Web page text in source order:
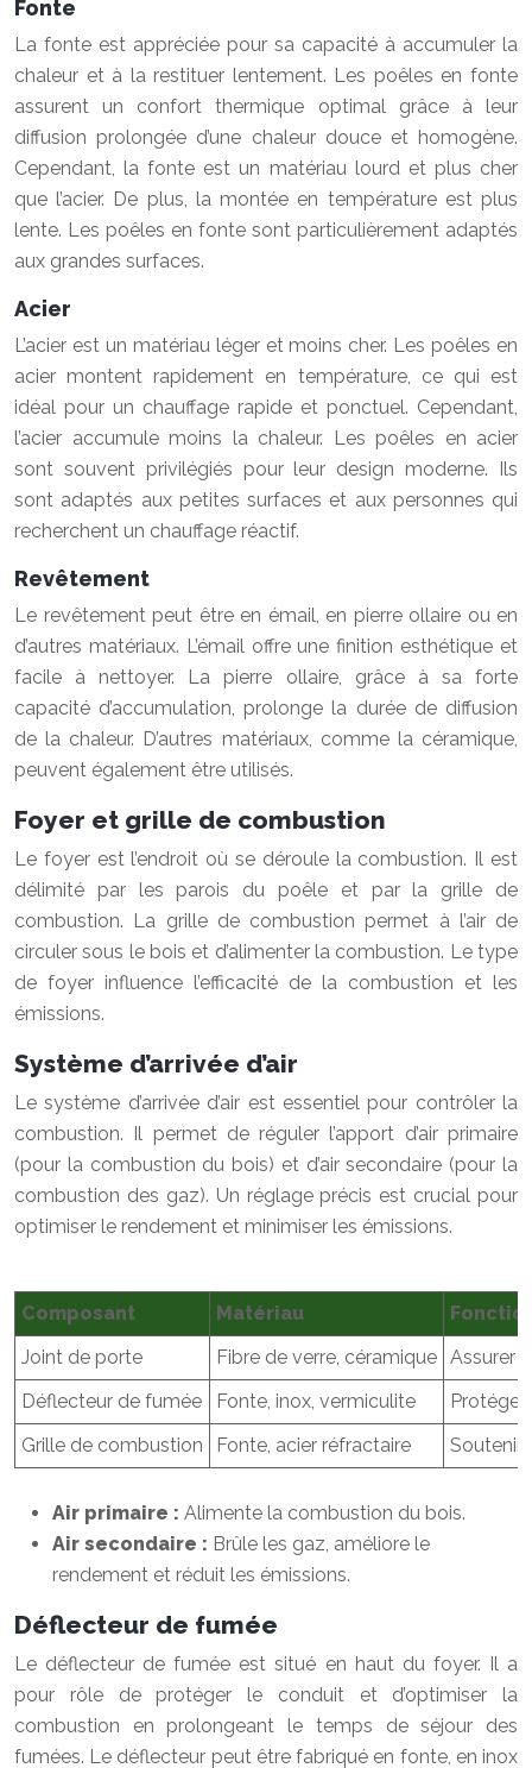
Fonte
La fonte est appréciée pour sa capacité à accumuler la
chaleur et à la restituer lentement. Les poêles en fonte
assurent un confort thermique optimal grâce à leur
diffusion prolongée d’une chaleur douce et homogène.
Cependant, la fonte est un matériau lourd et plus cher
que l’acier. De plus, la montée en température est plus
lente. Les poêles en fonte sont particulièrement adaptés
aux grandes surfaces.
Acier
L’acier est un matériau léger et moins cher. Les poêles en
acier montent rapidement en température, ce qui est
idéal pour un chauffage rapide et ponctuel. Cependant,
l’acier accumule moins la chaleur. Les poêles en acier
sont souvent privilégiés pour leur design moderne. Ils
sont adaptés aux petites surfaces et aux personnes qui
recherchent un chauffage réactif.
Revêtement
Le revêtement peut être en émail, en pierre ollaire ou en
d’autres matériaux. L’émail offre une finition esthétique et
facile à nettoyer. La pierre ollaire, grâce à sa forte
capacité d’accumulation, prolonge la durée de diffusion
de la chaleur. D’autres matériaux, comme la céramique,
peuvent également être utilisés.
Foyer et grille de combustion
Le foyer est l’endroit où se déroule la combustion. Il est
délimité par les parois du poêle et par la grille de
combustion. La grille de combustion permet à l’air de
circuler sous le bois et d’alimenter la combustion. Le type
de foyer influence l’efficacité de la combustion et les
émissions.
Système d’arrivée d’air
Le système d’arrivée d’air est essentiel pour contrôler la
combustion. Il permet de réguler l’apport d’air primaire
(pour la combustion du bois) et d’air secondaire (pour la
combustion des gaz). Un réglage précis est crucial pour
optimiser le rendement et minimiser les émissions.
Composant Matériau
Joint de porte
Fibre de verre, céramique Assurer
Déflecteur de fumée
Fonte, inox, vermiculite
Grille de combustion
Fonte, acier réfractaire Soutenir
Air primaire : Alimente la combustion du bois.
Air secondaire : Brûle les gaz, améliore le
rendement et réduit les émissions.
Déflecteur de fumée
Le déflecteur de fumée est situé en haut du foyer. Il a
pour rôle de protéger le conduit et d’optimiser la
combustion en prolongeant le temps de séjour des
fumées. Le déflecteur peut être fabriqué en fonte, en inox